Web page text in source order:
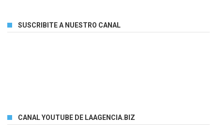
SUSCRIBITE A NUESTRO CANAL
CANAL YOUTUBE DE LAAGENCIA.BIZ